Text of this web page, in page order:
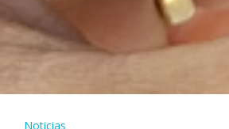
Noticias